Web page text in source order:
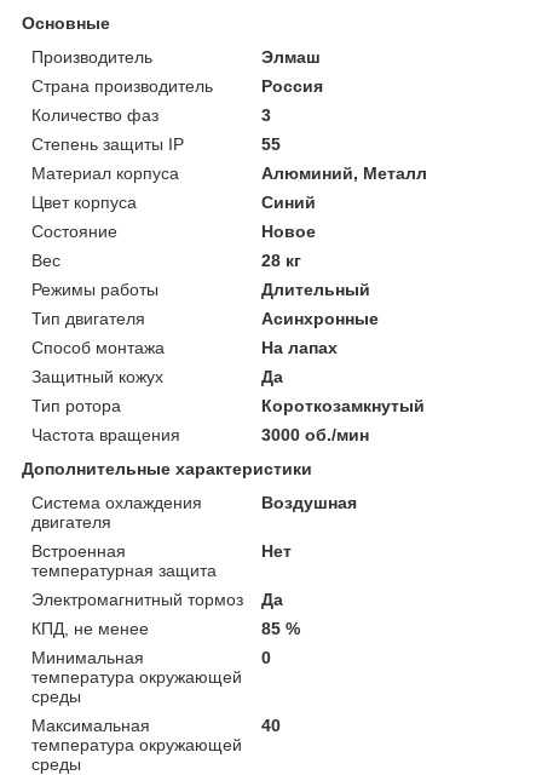
Основные
Производитель
Элмаш
Страна производитель
Россия
Количество фаз
3
Степень защиты IP
55
Материал корпуса
Алюминий, Металл
Цвет корпуса
Синий
Состояние
Новое
Вес
28 кг
Режимы работы
Длительный
Тип двигателя
Асинхронные
Способ монтажа
На лапах
Защитный кожух
Да
Тип ротора
Короткозамкнутый
Частота вращения
3000 об./мин
Дополнительные характеристики
Система охлаждения
двигателя
Воздушная
Встроенная
температурная защита
Нет
Электромагнитный тормоз
Да
КПД, не менее
85 %
Минимальная
температура окружающей
среды
0
Максимальная
температура окружающей
среды
40